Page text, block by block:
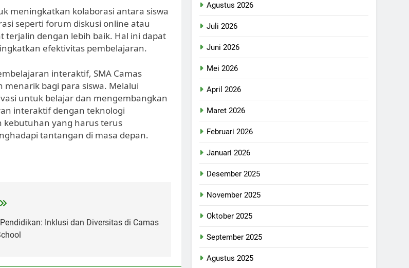
meningkatkan kolaborasi antara siswa
seperti forum diskusi online atau
terjalin dengan lebih baik. Hal ini dapat
efektivitas pembelajaran.
interaktif, SMA Camas
bagi para siswa. Melalui
untuk belajar dan mengembangkan
interaktif dengan teknologi
kebutuhan yang harus terus
tantangan di masa depan.
Inklusi dan Diversitas di Camas
Agustus 2026
Juli 2026
Juni 2026
Mei 2026
April 2026
Maret 2026
Februari 2026
Januari 2026
Desember 2025
November 2025
Oktober 2025
September 2025
Agustus 2025